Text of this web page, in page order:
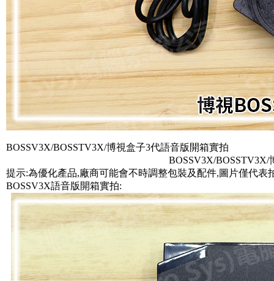
BOSSV3X/BOSSTV3X/博視盒子3代語音版開箱實拍
BOSSV3X/BOSSTV3X/
提示:為優化產品,廠商可能會不時調整包裝及配件,圖片僅代表
BOSSV3X語音版開箱實拍: